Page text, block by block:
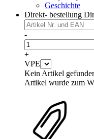
Geschichte
Direkt- bestellung
-
+
VPE
Kein Artikel
Artikel wurde zum